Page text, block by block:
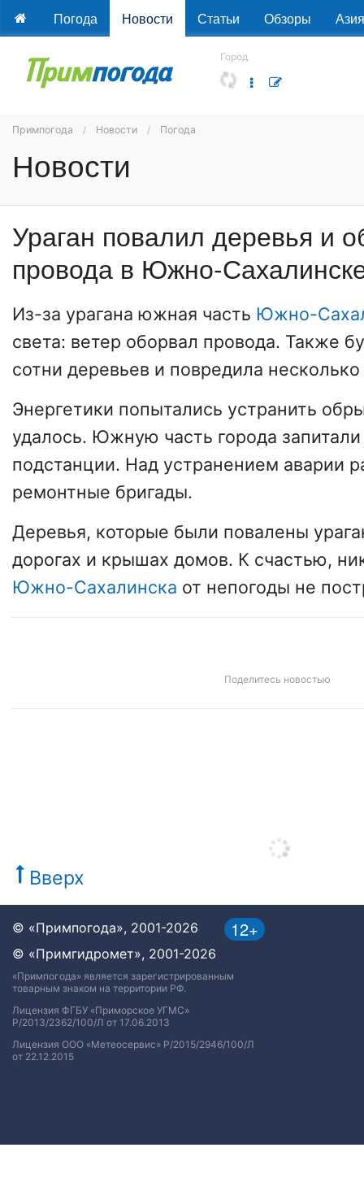
Погода Новости Статьи Обзоры Азия
Город
Примпогода Новости Погода
Новости
Ураган повалил деревья и
провода в Южно-
Из-за урагана южная часть Южно-
света: ветер оборвал провода. Также
сотни деревьев и повредила
Энергетики попытались устранить
удалось. Южную часть города
подстанции. Над устранением аварии
ремонтные бригады.
Деревья, которые были повалены
дорогах и крышах домов. К счастью,
Южно-Сахалинска от непогоды не
Поделитесь новостью
Вверх
12+
© «Примпогода», 2001-2026
© «Примгидромет», 2001-2026
«Примпогода» является зарегистрированным
товарным знаком на территории РФ.
Лицензия ФГБУ «Приморское УГМС»
Р/2013/2362/100/Л от 17.06.2013
Лицензия ООО «Метеосервис» Р/2015/2946/100/Л
от 22.12.2015